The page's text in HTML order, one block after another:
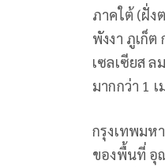
ภาคใต้ (ฝั่ง
พังงา ภูเก็
เซลเซียส
มากกว่า 1 เ
กรุงเทพมห
ของพื้นที่ อุ